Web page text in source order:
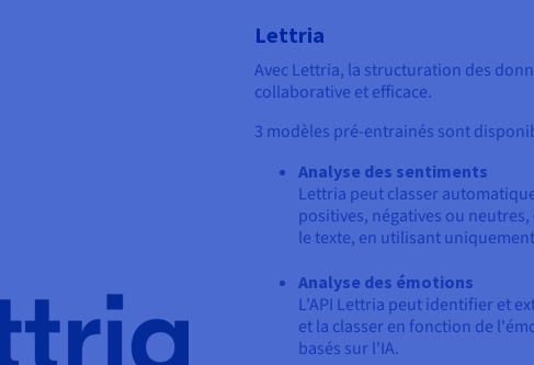
Lettria
Avec Lettria, la structuration des
collaborative etefficace.
3 modèles pré-entrainés sont
Analyse des sentiments
Lettria peut classer
positives, négatives ou
le texte, en utilisant
Analyse des émotions
L'API Lettria peut identifier et
et la classer en fonction de
basés sur l'IA.